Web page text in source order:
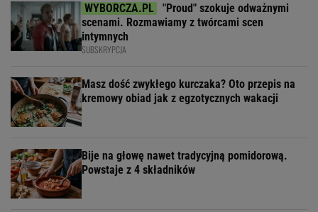
"Proud" szokuje odważnymi
scenami. Rozmawiamy z twórcami scen
intymnych
SUBSKRYPCJA
Masz dość zwykłego kurczaka? Oto przepis na
kremowy obiad jak z egzotycznych wakacji
Bije na głowę nawet tradycyjną pomidorową.
Powstaje z 4 składników